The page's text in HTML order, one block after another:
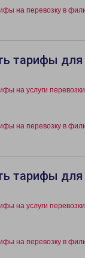
на перевозку в
тарифы
на услуги перевозки
на перевозку в
тарифы
на услуги перевозки
на перевозку в